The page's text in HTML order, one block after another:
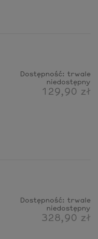
Dostępność: trwale
niedostępny
129,90 zł
Dostępność: trwale
niedostępny
328,90 zł